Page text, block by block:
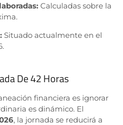
Calculadas sobre la
Situado actualmente en el
De 42 Horas
financiera es ignorar
es dinámico. El
, la jornada se reducirá a